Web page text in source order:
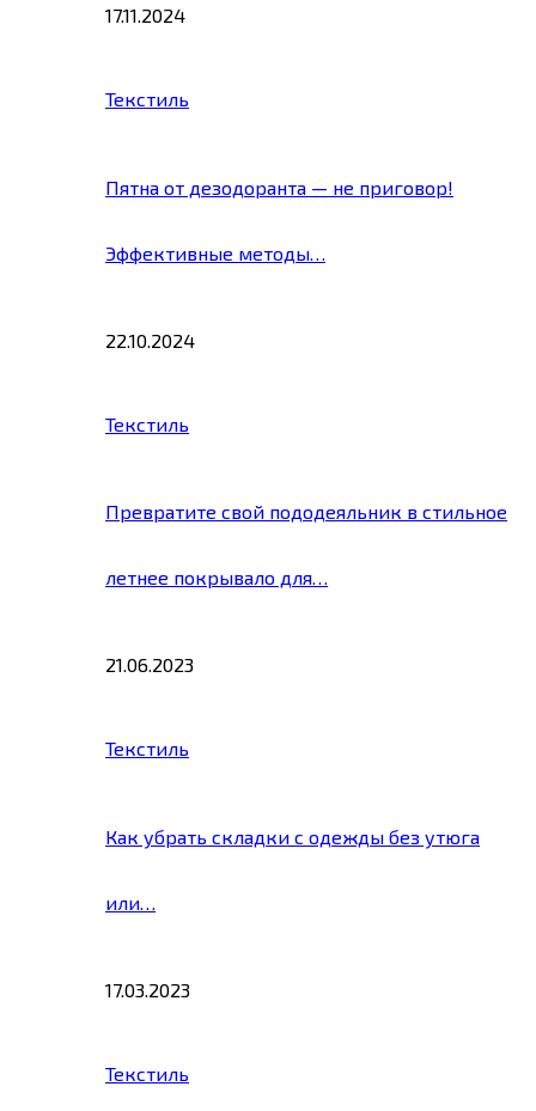
17.11.2024
Текстиль
Пятна от дезодоранта — не приговор!
Эффективные методы…
22.10.2024
Текстиль
Превратите свой пододеяльник в стильное
летнее покрывало для…
21.06.2023
Текстиль
Как убрать складки с одежды без утюга
или…
17.03.2023
Текстиль